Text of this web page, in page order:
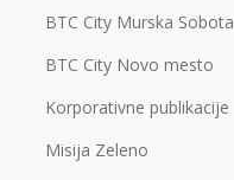
BTC City Murska Sobota
BTC City Novo mesto
Korporativne publikacije
Misija Zeleno